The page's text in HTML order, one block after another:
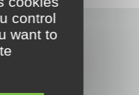
control
want to